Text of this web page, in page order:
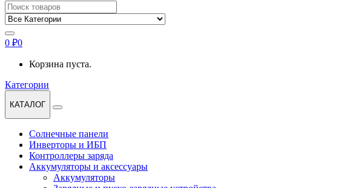
Найти:
0 ₽0
Корзина пуста.
Категории
КАТАЛОГ
Солнечные панели
Инверторы и ИБП
Контроллеры заряда
Аккумуляторы и аксессуары
Аккумуляторы